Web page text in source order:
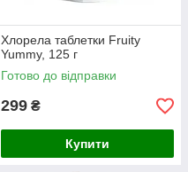
Хлорела таблетки Fruity
Yummy, 125 г
Готово до відправки
299 ₴
Купити